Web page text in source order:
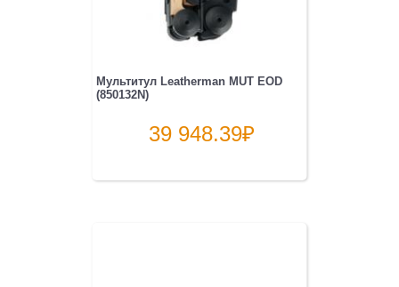
Мультитул Leatherman MUT EOD
(850132N)
39 948.39₽